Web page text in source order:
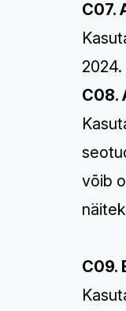
C07.
C08.
võib
C09.